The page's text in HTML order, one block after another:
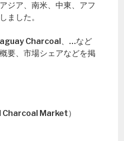
ジア、南米、中東、アフ
ました。
Charcoal、…など
要、市場シェアなどを掲
Charcoal Market）